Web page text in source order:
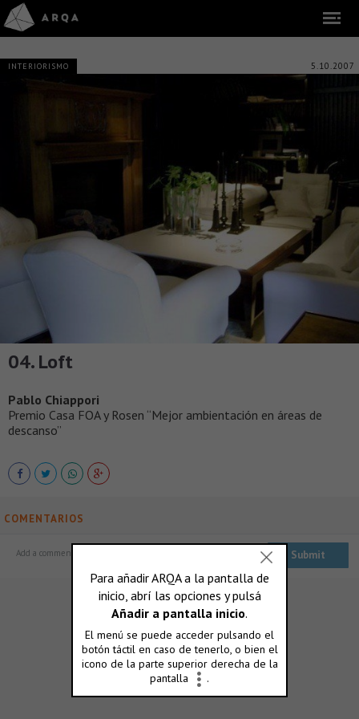
INTERIORISMO 5.10.2007
04. Loft
Pablo Chiappori
Premio Casa FOA y Rosen “Mejor ambientación en áreas de
descanso”
COMENTARIOS